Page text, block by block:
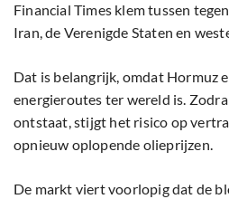
Financial Times klem tussen
Iran, de Verenigde Staten en
Dat is belangrijk, omdat Hormuz
energieroutes ter wereld is.
ontstaat, stijgt het risico op
opnieuw oplopende olieprijzen.
De markt viert voorlopig dat de